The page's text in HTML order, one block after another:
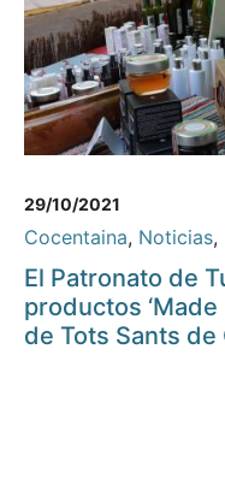
29/10/2021
Cocentaina, Noticias,
El Patronato de
productos ‘Made
de Tots Sants de